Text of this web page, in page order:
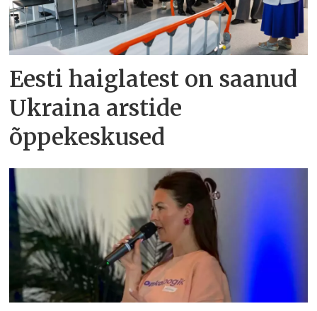
Eesti haiglatest on saanud
Ukraina arstide
õppekeskused